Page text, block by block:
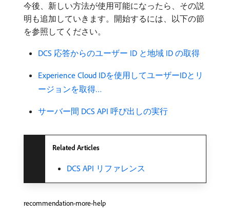
今後、新しい方法が使用可能になったら、その説
明も追加していきます。開始するには、以下の節
を参照してください。
DCS 応答からのユーザー ID と地域 ID の取得
Experience Cloud IDを使用してユーザーIDとリ
ージョンを取得…
サーバー間 DCS API 呼び出しの実行
Related Articles
DCS API リファレンス
recommendation-more-help